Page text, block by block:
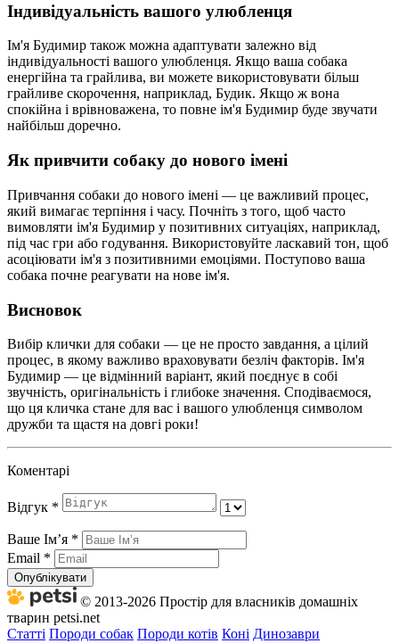
Індивідуальність вашого улюбленця
Ім'я Будимир також можна адаптувати залежно від
індивідуальності вашого улюбленця. Якщо ваша собака
енергійна та грайлива, ви можете використовувати більш
грайливе скорочення, наприклад, Будик. Якщо ж вона
спокійна і врівноважена, то повне ім'я Будимир буде звучати
найбільш доречно.
Як привчити собаку до нового імені
Привчання собаки до нового імені — це важливий процес,
який вимагає терпіння і часу. Почніть з того, щоб часто
вимовляти ім'я Будимир у позитивних ситуаціях, наприклад,
під час гри або годування. Використовуйте ласкавий тон, щоб
асоціювати ім'я з позитивними емоціями. Поступово ваша
собака почне реагувати на нове ім'я.
Висновок
Вибір клички для собаки — це не просто завдання, а цілий
процес, в якому важливо враховувати безліч факторів. Ім'я
Будимир — це відмінний варіант, який поєднує в собі
звучність, оригінальність і глибоке значення. Сподіваємося,
що ця кличка стане для вас і вашого улюбленця символом
дружби та щастя на довгі роки!
Коментарі
Відгук *
Ваше Імʼя *
Email *
Опублікувати
© 2013-2026 Простір для власників домашніх
тварин petsi.net
Статті Породи собак Породи котів Коні Динозаври